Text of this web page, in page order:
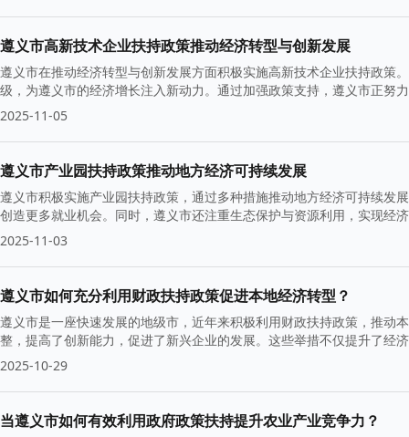
遵义市高新技术企业扶持政策推动经济转型与创新发展
遵义市在推动经济转型与创新发展方面积极实施高新技术企业扶持政策
级，为遵义市的经济增长注入新动力。通过加强政策支持，遵义市正努
2025-11-05
遵义市产业园扶持政策推动地方经济可持续发展
遵义市积极实施产业园扶持政策，通过多种措施推动地方经济可持续发
创造更多就业机会。同时，遵义市还注重生态保护与资源利用，实现经
2025-11-03
遵义市如何充分利用财政扶持政策促进本地经济转型？
遵义市是一座快速发展的地级市，近年来积极利用财政扶持政策，推动
整，提高了创新能力，促进了新兴企业的发展。这些举措不仅提升了经
展。
2025-10-29
当遵义市如何有效利用政府政策扶持提升农业产业竞争力？